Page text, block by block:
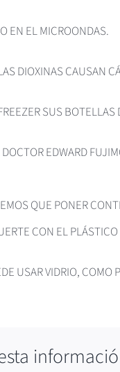
EN EL MICROONDAS.
DIOXINAS CAUSAN
SUS
EDWARD
QUE PONER
CON EL
USAR VIDRIO, COMO